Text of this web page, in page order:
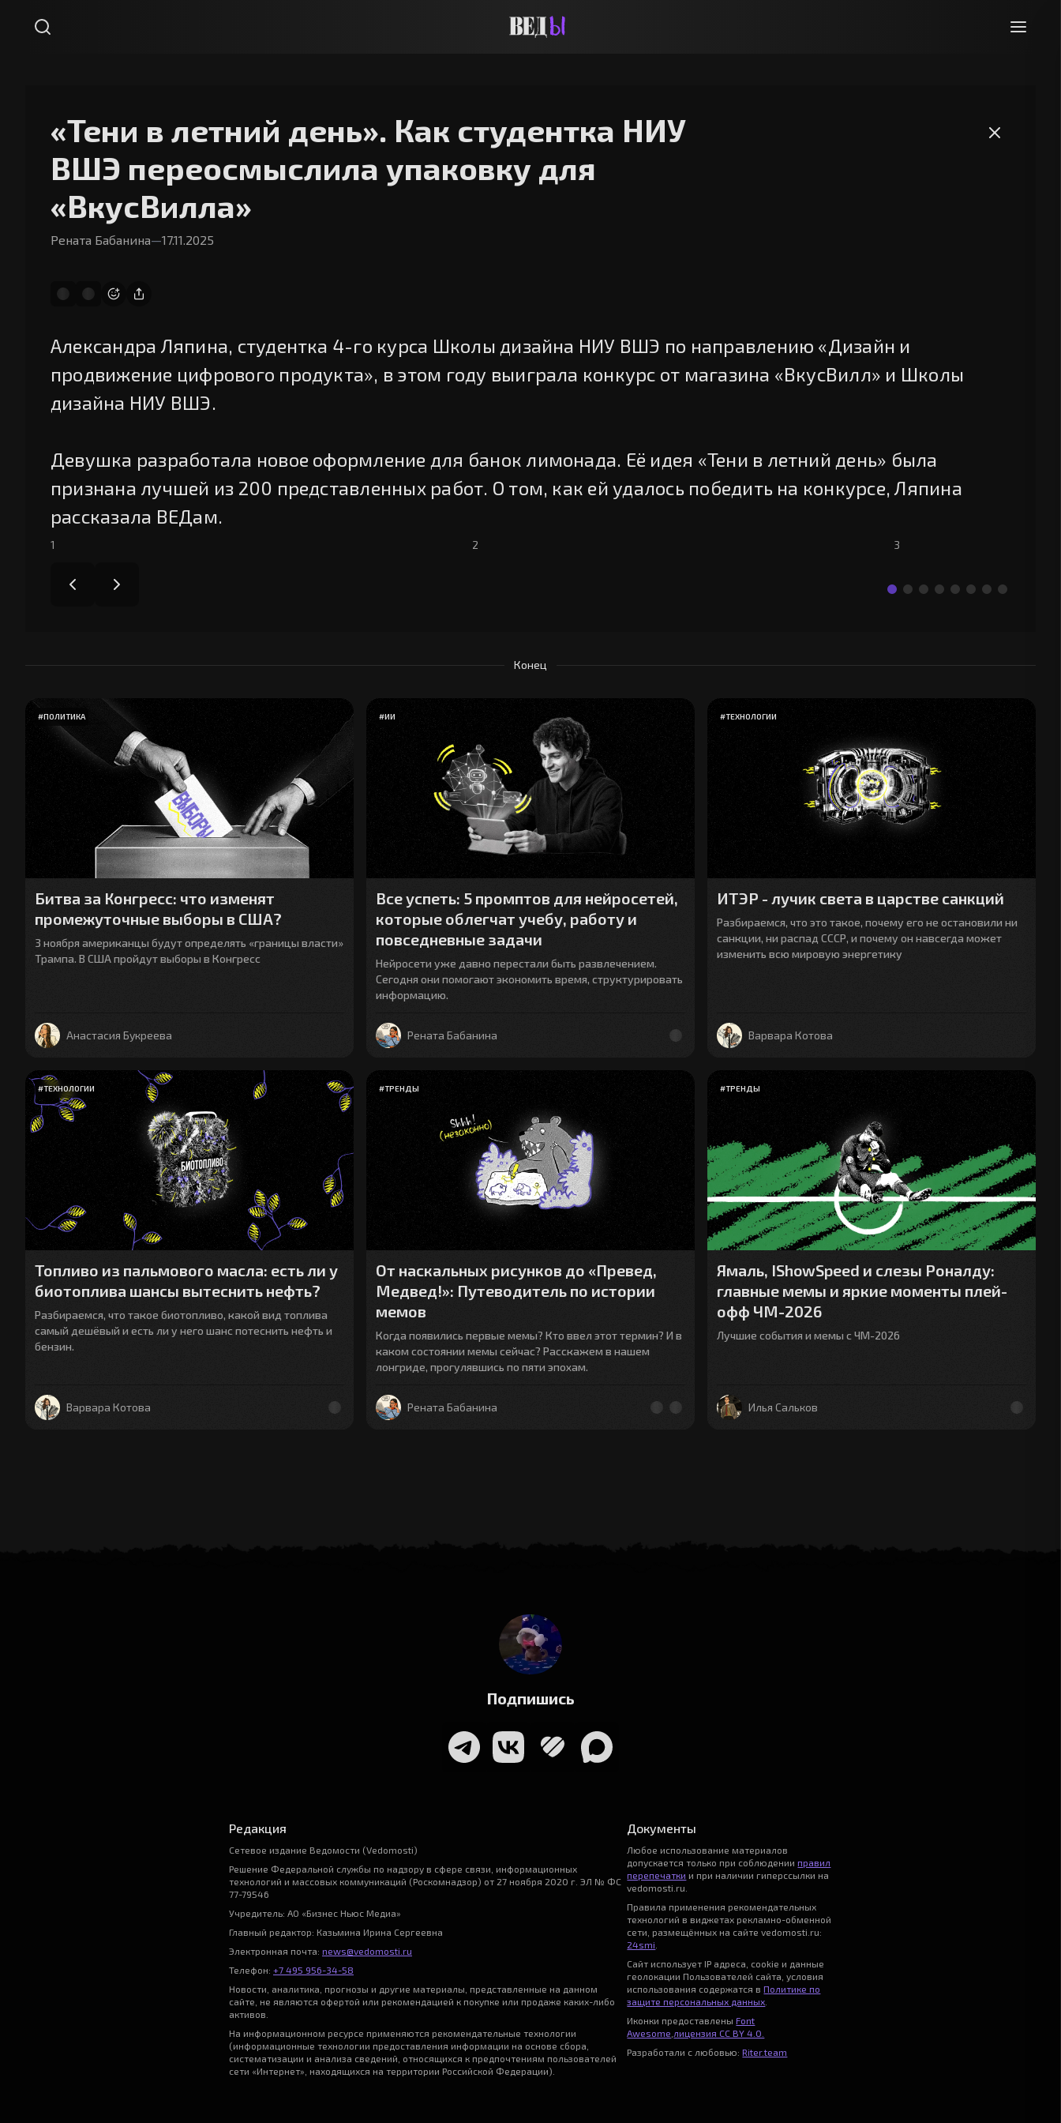
«Тени в летний день». Как студентка НИУ
ВШЭ переосмыслила упаковку для
«ВкусВилла»
Рената Бабанина—17.11.2025
Александра Ляпина, студентка 4-го курса Школы дизайна НИУ ВШЭ по направлению «Дизайн и
продвижение цифрового продукта», в этом году выиграла конкурс от магазина «ВкусВилл» и Школы
дизайна НИУ ВШЭ.
Девушка разработала новое оформление для банок лимонада. Её идея «Тени в летний день» была
признана лучшей из 200 представленных работ. О том, как ей удалось победить на конкурсе, Ляпина
рассказала ВЕДам.
1 2 3
Конец
#ПОЛИТИКА
Битва за Конгресс: что изменят
промежуточные выборы в США?
3 ноября американцы будут определять «границы власти»
Трампа. В США пройдут выборы в Конгресс
Анастасия Букреева
#ИИ
Все успеть: 5 промптов для нейросетей,
которые облегчат учебу, работу и
повседневные задачи
Нейросети уже давно перестали быть развлечением.
Сегодня они помогают экономить время, структурировать
информацию.
Рената Бабанина
#ТЕХНОЛОГИИ
ИТЭР - лучик света в царстве санкций
Разбираемся, что это такое, почему его не остановили ни
санкции, ни распад СССР, и почему он навсегда может
изменить всю мировую энергетику
Варвара Котова
#ТЕХНОЛОГИИ
Топливо из пальмового масла: есть ли у
биотоплива шансы вытеснить нефть?
Разбираемся, что такое биотопливо, какой вид топлива
самый дешёвый и есть ли у него шанс потеснить нефть и
бензин.
Варвара Котова
#ТРЕНДЫ
От наскальных рисунков до «Превед,
Медвед!»: Путеводитель по истории
мемов
Когда появились первые мемы? Кто ввел этот термин? И в
каком состоянии мемы сейчас? Расскажем в нашем
лонгриде, прогулявшись по пяти эпохам.
Рената Бабанина
#ТРЕНДЫ
Ямаль, IShowSpeed и слезы Роналду:
главные мемы и яркие моменты плей-
офф ЧМ-2026
Лучшие события и мемы с ЧМ-2026
Илья Сальков
Подпишись
Редакция
Сетевое издание Ведомости (Vedomosti)
Решение Федеральной службы по надзору в сфере связи, информационных
технологий и массовых коммуникаций (Роскомнадзор) от 27 ноября 2020 г. ЭЛ № ФС
77-79546
Учредитель: АО «Бизнес Ньюс Медиа»
Главный редактор: Казьмина Ирина Сергеевна
Электронная почта: news@vedomosti.ru
Телефон: +7 495 956-34-58
Новости, аналитика, прогнозы и другие материалы, представленные на данном
сайте, не являются офертой или рекомендацией к покупке или продаже каких-либо
активов.
На информационном ресурсе применяются рекомендательные технологии
(информационные технологии предоставления информации на основе сбора,
систематизации и анализа сведений, относящихся к предпочтениям пользователей
сети «Интернет», находящихся на территории Российской Федерации).
Документы
Любое использование материалов
допускается только при соблюденииправил
перепечатки и при наличии гиперссылки на
vedomosti.ru.
Правила применения рекомендательных
технологий в виджетах рекламно-обменной
сети, размещённых на сайте vedomosti.ru:
24smi
Сайт использует IP адреса, cookie и данные
геолокации Пользователей сайта, условия
использования содержатся вПолитике по
защите персональных данных
Иконки предоставленыFont
Awesome лицензия CC BY 4.0.
Разработали с любовью:Riter.team